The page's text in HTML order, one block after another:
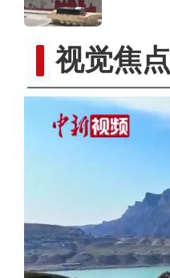
视觉焦点